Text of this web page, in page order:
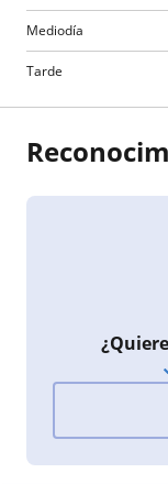
Mediodía
Tarde